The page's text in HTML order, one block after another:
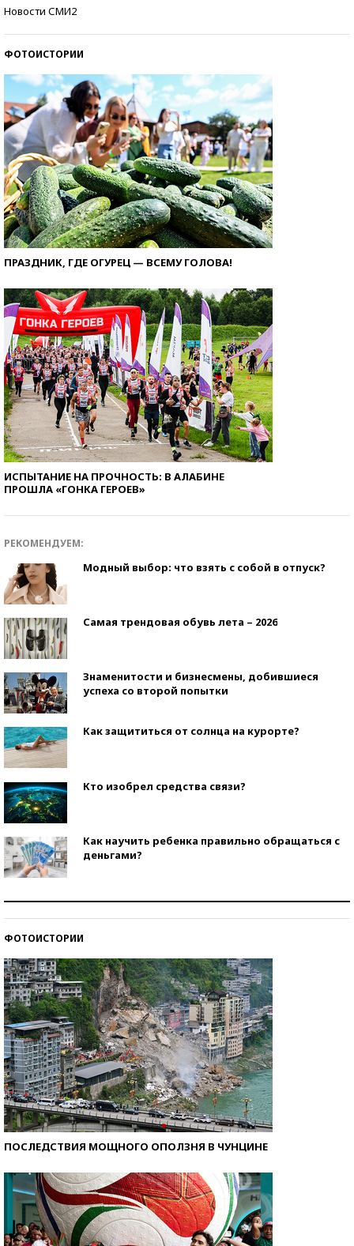
Новости СМИ2
ФОТОИСТОРИИ
ПРАЗДНИК, ГДЕ ОГУРЕЦ — ВСЕМУ ГОЛОВА!
ИСПЫТАНИЕ НА ПРОЧНОСТЬ: В АЛАБИНЕ
ПРОШЛА «ГОНКА ГЕРОЕВ»
РЕКОМЕНДУЕМ:
Модный выбор: что взять с собой в отпуск?
Самая трендовая обувь лета – 2026
Знаменитости и бизнесмены, добившиеся
успеха со второй попытки
Как защититься от солнца на курорте?
Кто изобрел средства связи?
Как научить ребенка правильно обращаться с
деньгами?
ФОТОИСТОРИИ
ПОСЛЕДСТВИЯ МОЩНОГО ОПОЛЗНЯ В ЧУНЦИНЕ